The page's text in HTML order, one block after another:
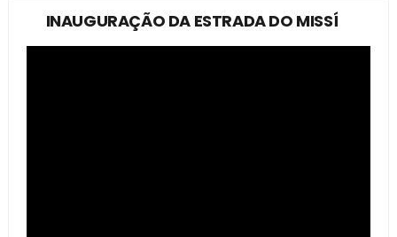
INAUGURAÇÃO DA ESTRADA DO MISSÍ